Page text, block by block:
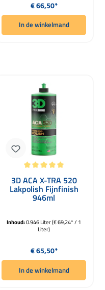
€ 66,50*
In de winkelmand
Gemiddelde waardering van 5 van
3D ACA X-TRA 520
Lakpolish Fijnfinish
946ml
Inhoud:0.946 Liter(€ 69,24* / 1
Liter)
Normale prijs:
€ 65,50*
In de winkelmand